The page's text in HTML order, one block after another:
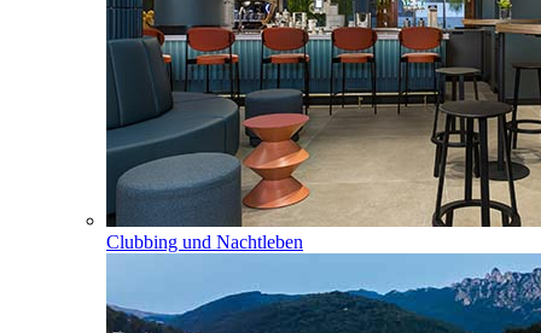
Clubbing und Nachtleben